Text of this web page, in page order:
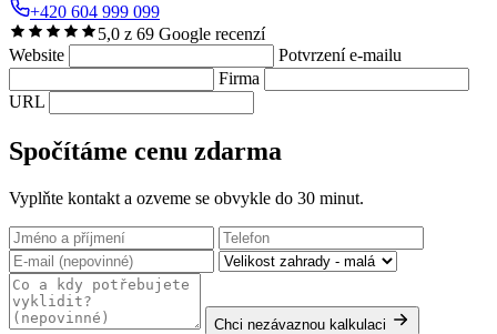
+420 604 999 099
5,0 z 69 Google recenzí
Website
Potvrzení e-mailu
Firma
URL
Spočítáme cenu zdarma
Vyplňte kontakt a ozveme se obvykle do 30 minut.
Chci nezávaznou kalkulaci